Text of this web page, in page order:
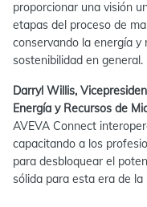
proporcionar una visión
etapas del proceso de
conservando la energía y
sostenibilidad en general.
Darryl Willis,
Energía y Recursos de
AVEVA Connect
capacitando a los
para desbloquear el
sólida para esta era de la